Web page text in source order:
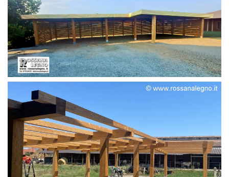
STRUTTURA